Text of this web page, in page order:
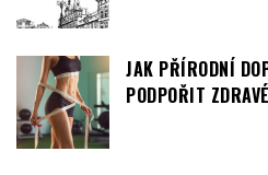
JAK PŘÍRODNÍ
PODPOŘIT